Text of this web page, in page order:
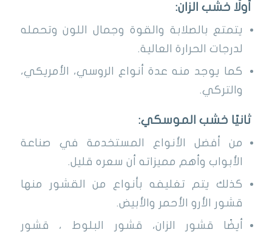
أولًا خشب الزان:
يتمتع بالصلابة والقوة وجمال اللون وتحمله
لدرجات الحرارة العالية.
كما يوجد منه عدة أنواع الروسي، الأمريكي،
والتركي.
ثانيًا خشب الموسكي:
من أفضل الأنواع المستخدمة في صناعة
الأبواب وأهم مميزاته أن سعره قليل.
كذلك يتم تغليفه بأنواع من القشور منها
قشور الأرو الأحمر والأبيض.
أيضًا قشور الزان، قشور البلوط ، قشور